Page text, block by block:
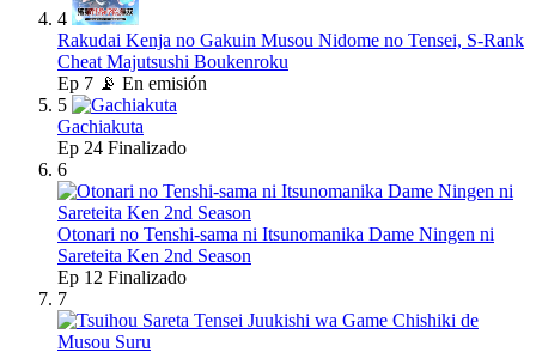
4
Rakudai Kenja no Gakuin Musou Nidome no Tensei, S-Rank
Cheat Majutsushi Boukenroku
Ep 7 📡 En emisión
5
Gachiakuta
Ep 24 Finalizado
6
Otonari no Tenshi-sama ni Itsunomanika Dame Ningen ni
Sareteita Ken 2nd Season
Ep 12 Finalizado
7